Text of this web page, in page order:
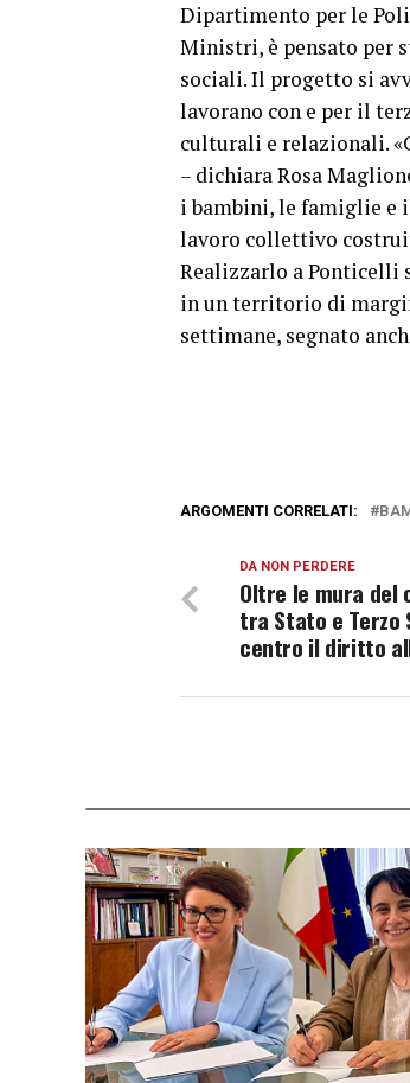
Dipartimento per le
Ministri, è pensato per
sociali. Il progetto si
lavorano con e per il
culturali e relazionali.
– dichiara Rosa
i bambini, le famiglie e
lavoro collettivo
Realizzarlo a Ponticelli
in un territorio di
settimane, segnato
ARGOMENTI CORRELATI:
DA NON PERDERE
Oltre le mura del
tra Stato e
centro il diritto